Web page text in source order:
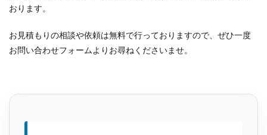
おります。
お見積もりの相談や依頼は無料で行っておりますので、ぜひ一度
お問い合わせフォームよりお尋ねくださいませ。